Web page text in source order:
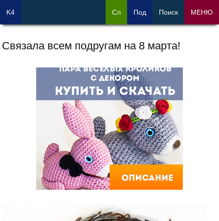
Связала всем подругам на 8 марта!
K4 Сл Под Поиск МЕНЮ